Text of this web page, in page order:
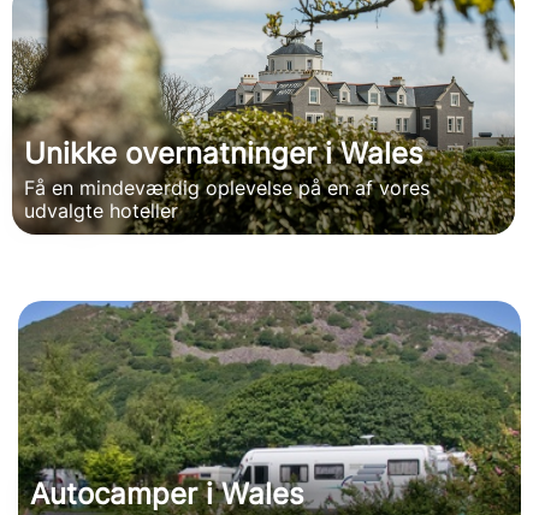
Unikke overnatninger i Wales
Få en mindeværdig oplevelse på en af vores
udvalgte hoteller
Autocamper i Wales